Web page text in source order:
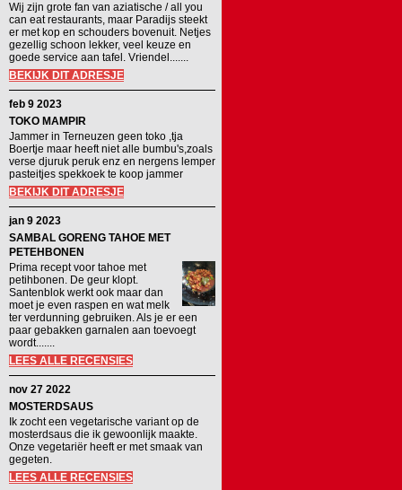
Wij zijn grote fan van aziatische / all you
can eat restaurants, maar Paradijs steekt
er met kop en schouders bovenuit. Netjes
gezellig schoon lekker, veel keuze en
goede service aan tafel. Vriendel.......
BEKIJK DIT ADRESJE
feb 9 2023
TOKO MAMPIR
Jammer in Terneuzen geen toko ,tja
Boertje maar heeft niet alle bumbu's,zoals
verse djuruk peruk enz en nergens lemper
pasteitjes spekkoek te koop jammer
BEKIJK DIT ADRESJE
jan 9 2023
SAMBAL GORENG TAHOE MET
PETEHBONEN
Prima recept voor tahoe met
petihbonen. De geur klopt.
Santenblok werkt ook maar dan
moet je even raspen en wat melk
ter verdunning gebruiken. Als je er een
paar gebakken garnalen aan toevoegt
wordt.......
LEES ALLE RECENSIES
nov 27 2022
MOSTERDSAUS
Ik zocht een vegetarische variant op de
mosterdsaus die ik gewoonlijk maakte.
Onze vegetariër heeft er met smaak van
gegeten.
LEES ALLE RECENSIES